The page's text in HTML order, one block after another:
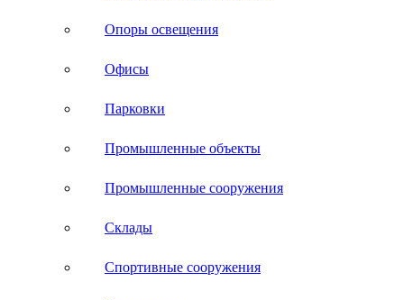
Опоры освещения
Офисы
Парковки
Промышленные объекты
Промышленные сооружения
Склады
Спортивные сооружения